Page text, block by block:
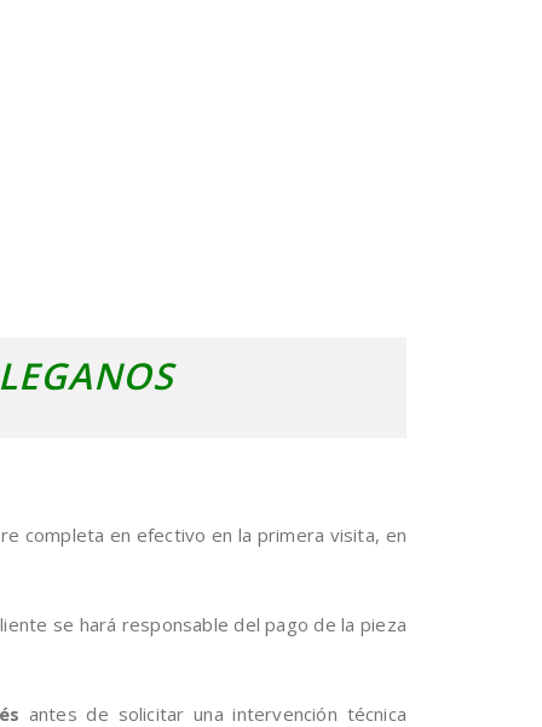
completa en efectivo en la primera visita, en
se hará responsable del pago de la pieza
antes de solicitar una intervención técnica